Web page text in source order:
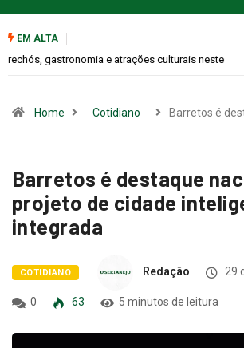
EM ALTA
Bugonia transforma paranoia e conspiração em
Home Cotidiano Barretos é
Barretos é destaque
projeto de cidade
integrada
COTIDIANO Redação 29
0 63 5 minutos de leitura